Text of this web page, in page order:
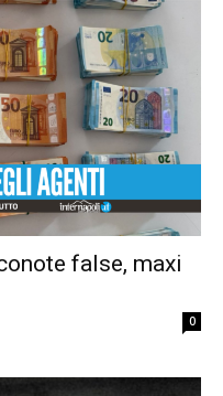
false, maxi
0